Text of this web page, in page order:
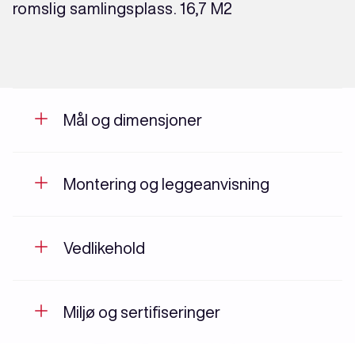
romslig samlingsplass. 16,7 M2
Mål og dimensjoner
Montering og leggeanvisning
Vedlikehold
Miljø og sertifiseringer